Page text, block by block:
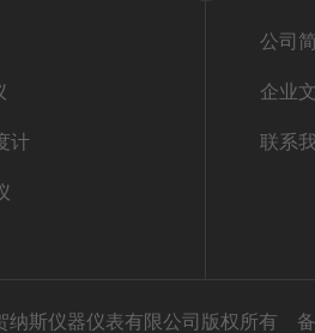
计
公司
企业
联系
纳斯仪器仪表有限公司版权所有